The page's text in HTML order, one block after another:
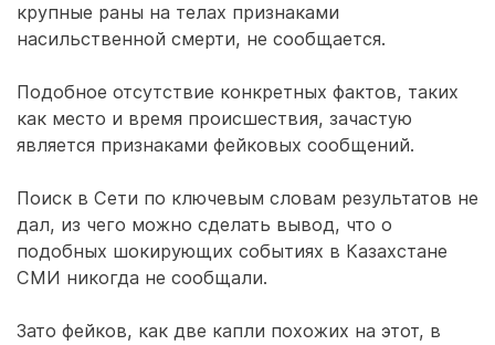
крупные раны на телах признаками
насильственной смерти, не сообщается.
Подобное отсутствие конкретных фактов, таких
как место и время происшествия, зачастую
является признаками фейковых сообщений.
Поиск в Сети по ключевым словам результатов не
дал, из чего можно сделать вывод, что о
подобных шокирующих событиях в Казахстане
СМИ никогда не сообщали.
Зато фейков, как две капли похожих на этот, в